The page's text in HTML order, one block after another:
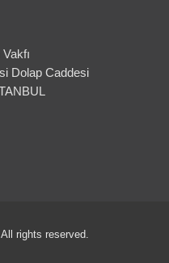
Dolap Caddesi
rights reserved.